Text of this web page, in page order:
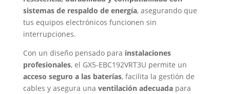
sistemas de respaldo de energía, asegurando que
tus equipos electrónicos funcionen sin
interrupciones.
Con un diseño pensado para instalaciones
profesionales, el GX5-EBC192VRT3U permite un
acceso seguro a las baterías, facilita la gestión de
cables y asegura una ventilación adecuadapara